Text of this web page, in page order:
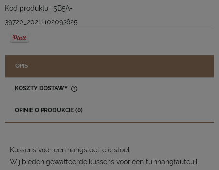
Kod produktu: 5B5A-
39720_20211102093625
OPIS
KOSZTY DOSTAWY
OPINIE O PRODUKCIE (0)
Kussens voor een hangstoel-eierstoel
Wij bieden gewatteerde kussens voor een tuinhangfauteuil.